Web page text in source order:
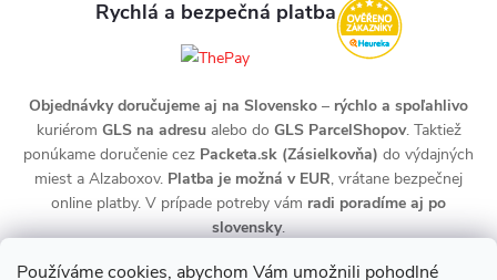
Používáme cookies, abychom Vám umožnili pohodlné
Rychlá a bezpečná platba
Objednávky doručujeme aj na Slovensko – rýchlo a spoľahlivo
kuriérom GLS na adresualebo do GLS ParcelShopov. Taktiež
ponúkame doručenie cez Packeta.sk (Zásielkovňa) do výdajných
miest a Alzaboxov. Platba je možná v EUR, vrátane bezpečnej
online platby. V prípade potreby vám radi poradíme aj po
slovensky.